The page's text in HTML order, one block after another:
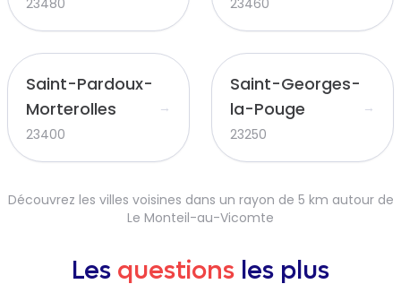
23480 23460
Saint-Pardoux-
Morterolles
23400
→
Saint-Georges-
la-Pouge
23250
→
Découvrez les villes voisines dans un rayon de 5 km autour de
Le Monteil-au-Vicomte
Les questions les plus